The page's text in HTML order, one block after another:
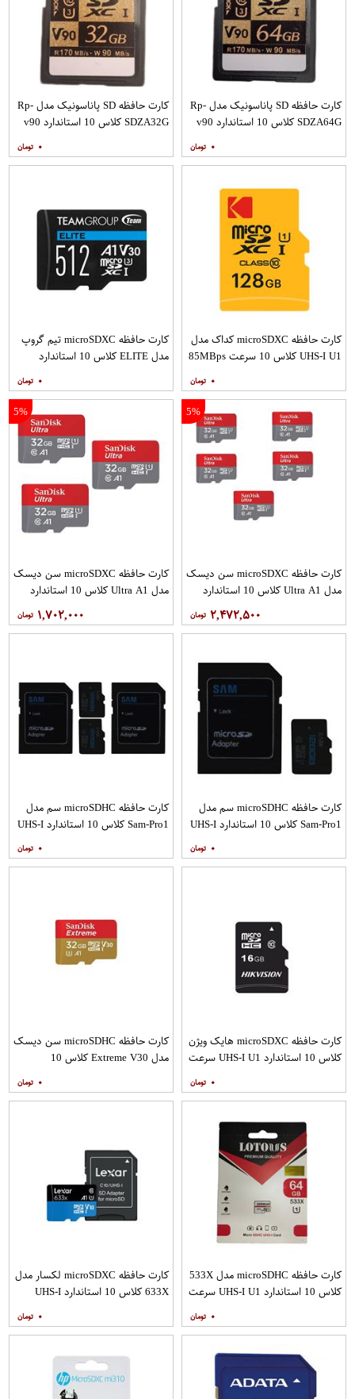
کارت حافظه SD پاناسونیک مدل Rp-
SDZA64G کلاس 10 استاندارد v90
۰
کارت حافظه SD پاناسونیک مدل Rp-
SDZA32G کلاس 10 استاندارد v90
۰
کارت حافظه microSDXC کداک مدل
UHS-I U1 کلاس 10 سرعت 85MBps
۰
کارت حافظه microSDXC تیم گروپ
مدل ELITE کلاس 10 استاندارد
512 گیگابایت
۰
5%
کارت حافظه microSDXC سن دیسک
مدل Ultra A1 کلاس 10 استاندارد
گیگابایت بسته 5 عددی
۲,۴۷۲,۵۰۰
5%
کارت حافظه microSDXC سن دیسک
مدل Ultra A1 کلاس 10 استاندارد
گیگابایت بسته 3 عددی
۱,۷۰۲,۰۰۰
کارت حافظه microSDHC سم مدل
Sam-Pro1 کلاس 10 استاندارد UHS-I
گیگابایت به همراه آداپتور SD
۰
کارت حافظه microSDHC سم مدل
Sam-Pro1 کلاس 10 استاندارد UHS-I
گیگابایت به همراه آداپتور SD بسته
۰
کارت حافظه microSDXC هایک ویژن
کلاس 10 استاندارد UHS-I U1 سرعت
۰
کارت حافظه microSDHC سن دیسک
مدل Extreme V30 کلاس 10
160MBps ظرفیت 32 گیگابایت
۰
کارت حافظه microSDHC مدل 533X
کلاس 10 استاندارد UHS-I U1 سرعت
۰
کارت حافظه microSDXC لکسار مدل
633X کلاس 10 استاندارد UHS-I
گیگابایت به همراه آداپتور SD
۰